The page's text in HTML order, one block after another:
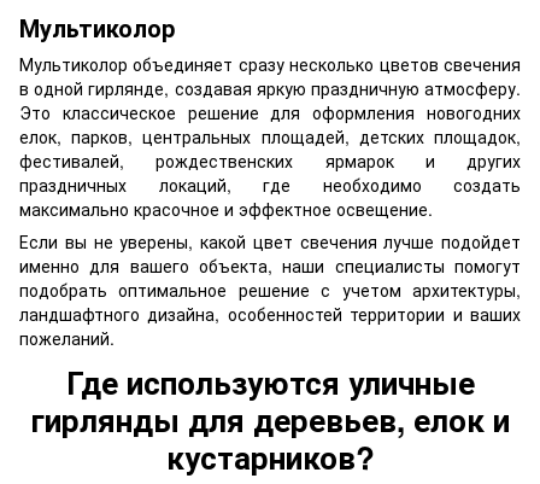
Мультиколор
Мультиколор объединяет сразу несколько цветов свечения
в одной гирлянде, создавая яркую праздничную атмосферу.
Это классическое решение для оформления новогодних
елок, парков, центральных площадей, детских площадок,
фестивалей, рождественских ярмарок и других
праздничных локаций, где необходимо создать
максимально красочное и эффектное освещение.
Если вы не уверены, какой цвет свечения лучше подойдет
именно для вашего объекта, наши специалисты помогут
подобрать оптимальное решение с учетом архитектуры,
ландшафтного дизайна, особенностей территории и ваших
пожеланий.
Где используются уличные
гирлянды для деревьев, елок и
кустарников?